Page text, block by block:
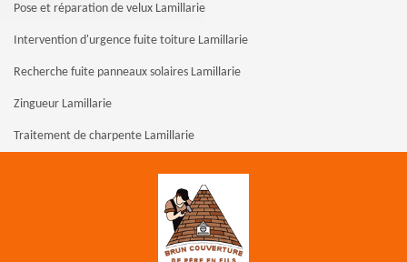
Pose et réparation de velux Lamillarie
Intervention d'urgence fuite toiture Lamillarie
Recherche fuite panneaux solaires Lamillarie
Zingueur Lamillarie
Traitement de charpente Lamillarie